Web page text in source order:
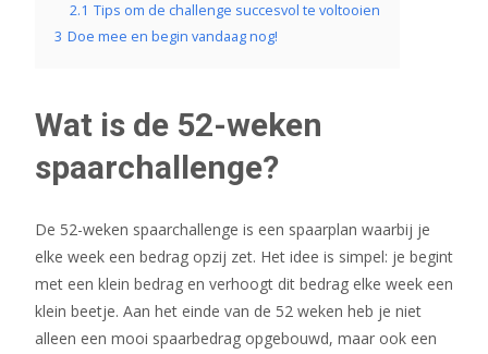
2.1 Tips om de challenge succesvol te voltooien
3 Doe mee en begin vandaag nog!
Wat is de 52-weken
spaarchallenge?
De 52-weken spaarchallenge is een spaarplan waarbij je
elke week een bedrag opzij zet. Het idee is simpel: je begint
met een klein bedrag en verhoogt dit bedrag elke week een
klein beetje. Aan het einde van de 52 weken heb je niet
alleen een mooi spaarbedrag opgebouwd, maar ook een